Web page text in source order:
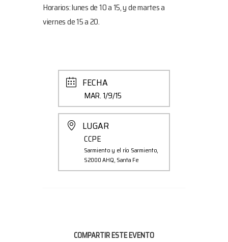
Horarios: lunes de 10 a 15, y de martes a
viernes de 15 a 20.
FECHA
MAR. 1/9/15
LUGAR
CCPE
Sarmiento y el río Sarmiento,
S2000 AHQ, Santa Fe
COMPARTIR ESTE EVENTO